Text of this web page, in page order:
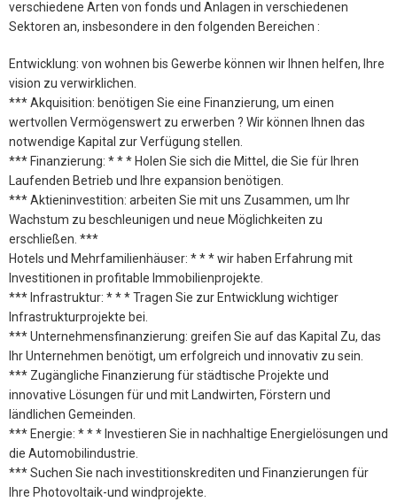
verschiedene Arten von fonds und Anlagen in verschiedenen
Sektoren an, insbesondere in den folgenden Bereichen :
Entwicklung: von wohnen bis Gewerbe können wir Ihnen helfen, Ihre
vision zu verwirklichen.
*** Akquisition: benötigen Sie eine Finanzierung, um einen
wertvollen Vermögenswert zu erwerben ? Wir können Ihnen das
notwendige Kapital zur Verfügung stellen.
*** Finanzierung: * * * Holen Sie sich die Mittel, die Sie für Ihren
Laufenden Betrieb und Ihre expansion benötigen.
*** Aktieninvestition: arbeiten Sie mit uns Zusammen, um Ihr
Wachstum zu beschleunigen und neue Möglichkeiten zu
erschließen. ***
Hotels und Mehrfamilienhäuser: * * * wir haben Erfahrung mit
Investitionen in profitable Immobilienprojekte.
*** Infrastruktur: * * * Tragen Sie zur Entwicklung wichtiger
Infrastrukturprojekte bei.
*** Unternehmensfinanzierung: greifen Sie auf das Kapital Zu, das
Ihr Unternehmen benötigt, um erfolgreich und innovativ zu sein.
*** Zugängliche Finanzierung für städtische Projekte und
innovative Lösungen für und mit Landwirten, Förstern und
ländlichen Gemeinden.
*** Energie: * * * Investieren Sie in nachhaltige Energielösungen und
die Automobilindustrie.
*** Suchen Sie nach investitionskrediten und Finanzierungen für
Ihre Photovoltaik-und windprojekte.